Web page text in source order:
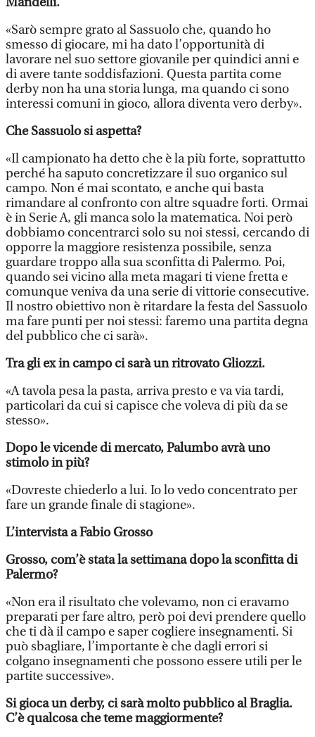
«Sarò sempre grato al Sassuolo che, quando ho
smesso di giocare, mi ha dato l’opportunità di
lavorare nel suo settore giovanile per quindici anni e
di avere tante soddisfazioni. Questa partita come
derby non ha una storia lunga, ma quando ci sono
interessi comuni in gioco, allora diventa vero derby».
Che Sassuolo si aspetta?
«Il campionato ha detto che è la più forte, soprattutto
perché ha saputo concretizzare il suo organico sul
campo. Non é mai scontato, e anche qui basta
rimandare al confronto con altre squadre forti. Ormai
è in Serie A, gli manca solo la matematica. Noi però
dobbiamo concentrarci solo su noi stessi, cercando di
opporre la maggiore resistenza possibile, senza
guardare troppo alla sua sconfitta di Palermo. Poi,
quando sei vicino alla meta magari ti viene fretta e
comunque veniva da una serie di vittorie consecutive.
Il nostro obiettivo non è ritardare la festa del Sassuolo
ma fare punti per noi stessi: faremo una partita degna
del pubblico che ci sarà».
Tra gli ex in campo ci sarà un ritrovato Gliozzi.
«A tavola pesa la pasta, arriva presto e va via tardi,
particolari da cui si capisce che voleva di più da se
stesso».
Dopo le vicende di mercato, Palumbo avrà uno
stimolo in più?
«Dovreste chiederlo a lui. Io lo vedo concentrato per
fare un grande finale di stagione».
L’intervista a Fabio Grosso
Grosso, com’è stata la settimana dopo la sconfitta di
Palermo?
«Non era il risultato che volevamo, non ci eravamo
preparati per fare altro, però poi devi prendere quello
che ti dà il campo e saper cogliere insegnamenti. Si
può sbagliare, l’importante è che dagli errori si
colgano insegnamenti che possono essere utili per le
partite successive».
Si gioca un derby, ci sarà molto pubblico al Braglia.
C’è qualcosa che teme maggiormente?